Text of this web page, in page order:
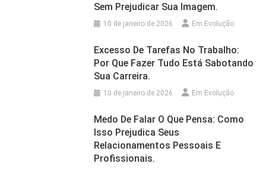
Sem Prejudicar Sua Imagem.
10 de janeiro de 2026 Em Evolução
Excesso De Tarefas No Trabalho:
Por Que Fazer Tudo Está Sabotando
Sua Carreira.
10 de janeiro de 2026 Em Evolução
Medo De Falar O Que Pensa: Como
Isso Prejudica Seus
Relacionamentos Pessoais E
Profissionais.